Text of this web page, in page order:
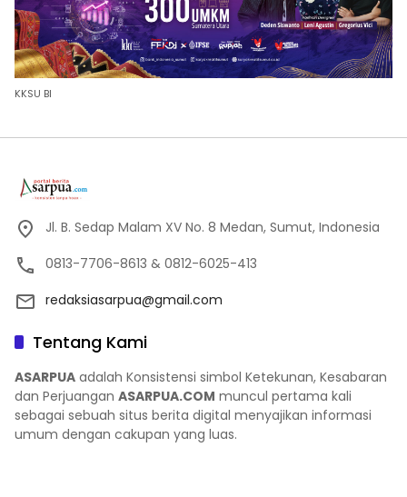
KKSU BI
Jl. B. Sedap Malam XV No. 8 Medan, Sumut, Indonesia
0813-7706-8613 & 0812-6025-413
redaksiasarpua@gmail.com
Tentang Kami
ASARPUA adalah Konsistensi simbol Ketekunan, Kesabaran
dan Perjuangan ASARPUA.COM muncul pertama kali
sebagai sebuah situs berita digital menyajikan informasi
umum dengan cakupan yang luas.